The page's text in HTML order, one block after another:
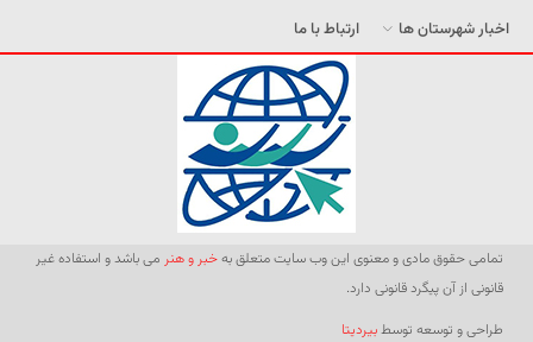
اخبار شهرستان ها
ارتباط با ما
تمامی حقوق مادی و معنوی این وب سایت متعلق بهخبر و هنر می باشد و استفاده غیر
قانونی از آن پیگرد قانونی دارد.
طراحی و توسعه توسطبیردیتا